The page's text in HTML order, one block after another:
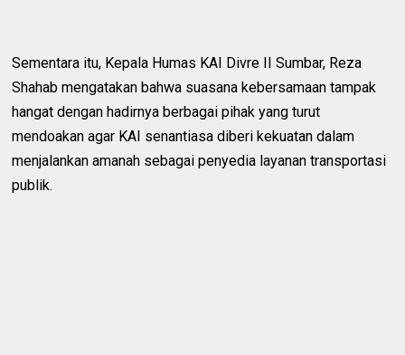
Sementara itu, Kepala Humas KAI Divre II Sumbar, Reza
Shahab mengatakan bahwa suasana kebersamaan tampak
hangat dengan hadirnya berbagai pihak yang turut
mendoakan agar KAI senantiasa diberi kekuatan dalam
menjalankan amanah sebagai penyedia layanan transportasi
publik.